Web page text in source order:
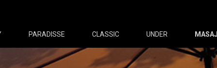
PARADISSE CLASSIC UNDER